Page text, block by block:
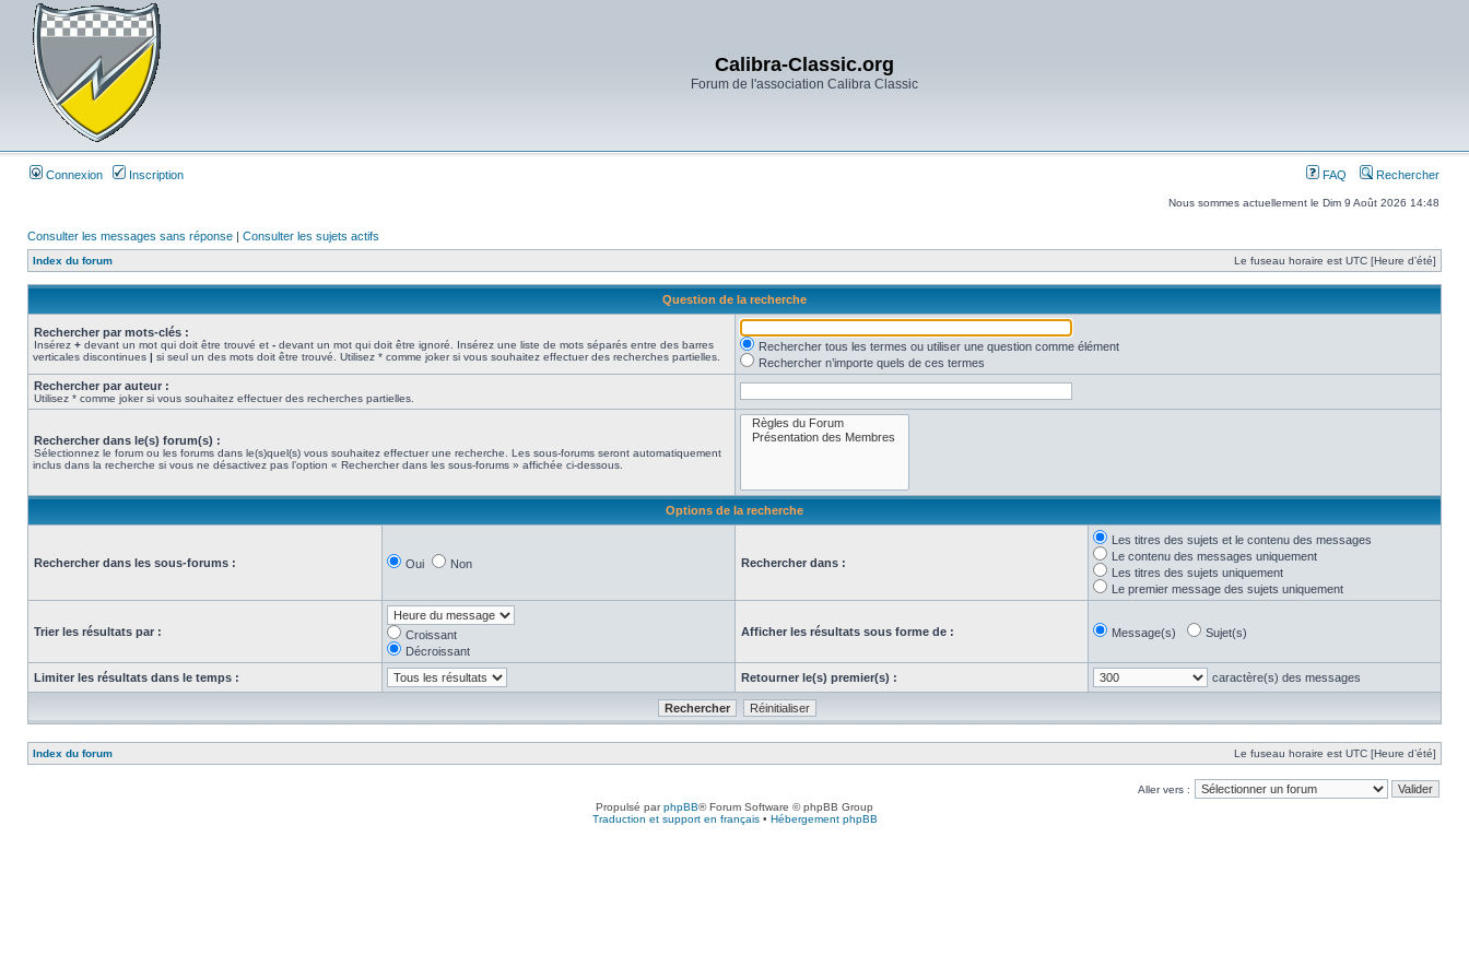
Calibra-Classic.org
Forum de l'association Calibra Classic
Connexion Inscription FAQ Rechercher
Nous sommes actuellement le Dim 9 Août 2026 14:48
Consulter les messages sans réponse | Consulter les sujets actifs
Index du forum Le fuseau horaire est UTC [Heure d’été]
Question de la recherche
Rechercher par mots-clés :
Insérez + devant un mot qui doit être trouvé et - devant un mot qui doit être ignoré. Insérez une liste de mots séparés entre des barres
verticales discontinues | si seul un des mots doit être trouvé. Utilisez * comme joker si vous souhaitez effectuer des recherches partielles.
Rechercher tous les termes ou utiliser une question comme élément
Rechercher n’importe quels de ces termes
Rechercher par auteur :
Utilisez * comme joker si vous souhaitez effectuer des recherches partielles.
Rechercher dans le(s) forum(s) :
Sélectionnez le forum ou les forums dans le(s)quel(s) vous souhaitez effectuer une recherche. Les sous-forums seront automatiquement
inclus dans la recherche si vous ne désactivez pas l’option « Rechercher dans les sous-forums » affichée ci-dessous.
Options de la recherche
Rechercher dans les sous-forums : Oui Non Rechercher dans :
Les titres des sujets et le contenu des messages
Le contenu des messages uniquement
Les titres des sujets uniquement
Le premier message des sujets uniquement
Trier les résultats par :
Croissant
Décroissant
Afficher les résultats sous forme de : Message(s) Sujet(s)
Limiter les résultats dans le temps : Retourner le(s) premier(s) : caractère(s) des messages
Index du forum Le fuseau horaire est UTC [Heure d’été]
Aller vers :
Propulsé parphpBB® Forum Software © phpBB Group
Traduction et support en français• Hébergement phpBB